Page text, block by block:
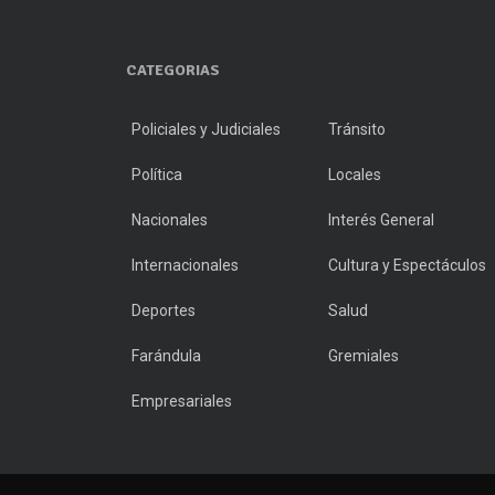
CATEGORIAS
Policiales y Judiciales Tránsito
Política Locales
Nacionales Interés General
Internacionales Cultura y Espectáculos
Deportes Salud
Farándula Gremiales
Empresariales